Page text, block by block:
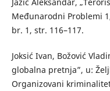
Međunarodni Problemi
br. 1, str. 116–117.
Joksić Ivan, Božović
globalna pretnja”, u:
Organizovani